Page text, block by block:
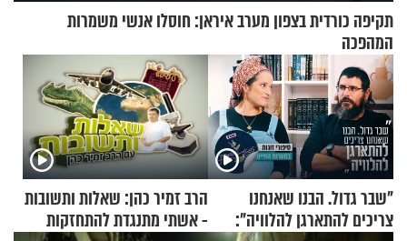
תקיפה כורדית בצפון מערב איראן: חוסלו אנשי משמרות
המהפכה
"שבר גדול. הבנו שאנחנו
צריכים להתארגן להלוויה":
הרב זמיר כהן: שאלות ותשובות
- אשתי מתנגדת להתחזקות